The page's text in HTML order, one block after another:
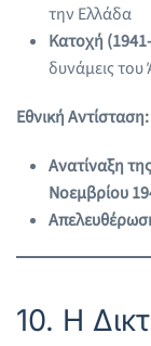
την Ελλάδα
Κατοχή
δυνάμεις του
Εθνική Αντίσταση:
Ανατίναξη
Νοεμβρίου
10. Η